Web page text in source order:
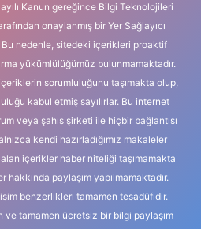
Kanun gereğince Bilgi Teknolojileri
onaylanmış bir Yer Sağlayıcı
nedenle, sitedeki içerikleri proaktif
yükümlülüğümüz bulunmamaktadır.
sorumluluğunu taşımakta olup,
kabul etmiş sayılırlar. Bu internet
veya şahıs şirketi ile hiçbir bağlantısı
kendi hazırladığımız makaleler
içerikler haber niteliği taşımamakta
paylaşım yapılmamaktadır.
benzerlikleri tamamen tesadüfidir.
ve tamamen ücretsiz bir bilgi paylaşım